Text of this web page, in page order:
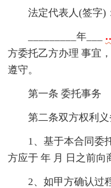
法定代表人(签字)
_________年___
方委托乙方办理 事宜
遵守。
第一条 委托事务
第二条双方权利义
1、基于本合同委
方应于 年 月 日之前向
2、如甲方确认过